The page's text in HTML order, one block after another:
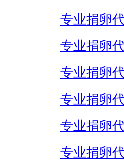
专业捐卵
专业捐卵
专业捐卵
专业捐卵
专业捐卵
专业捐卵